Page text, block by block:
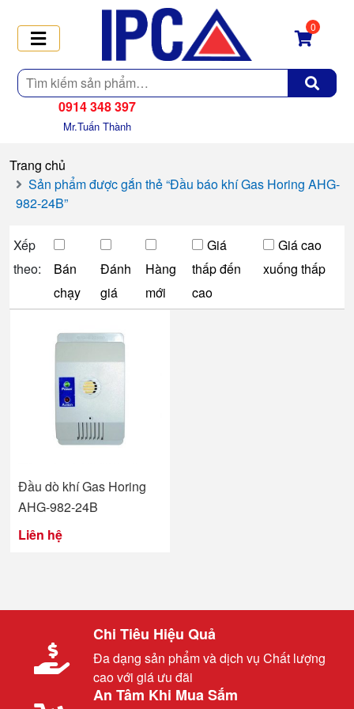
Tìm
kiếm
0
0914 348 397
Mr.Tuấn Thành
Trang chủ
Sản phẩm được gắn thẻ “Đầu báo khí Gas Horing AHG-
982-24B”
Xếp
theo:
Bán
chạy
Đánh
giá
Hàng
mới
Giá
thấp đến
cao
Giá cao
xuống thấp
Đầu dò khí Gas Horing
AHG-982-24B
Liên hệ
Chi Tiêu Hiệu Quả
Đa dạng sản phẩm và dịch vụ Chất lượng
cao với giá ưu đãi
An Tâm Khi Mua Sắm